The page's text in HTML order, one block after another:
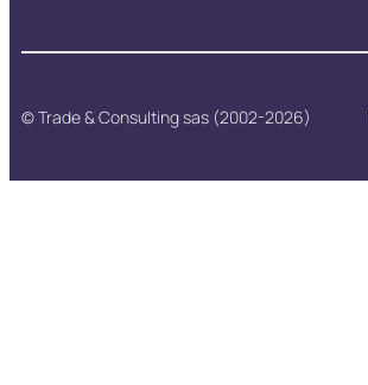
© Trade & Consulting sas (2002-2026)